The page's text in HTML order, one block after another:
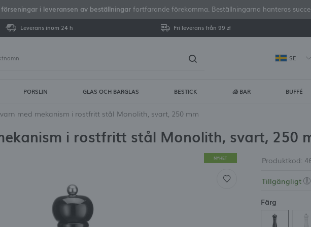
i leveransen av beställningarfortfarande förekomma. Beställningarna hanteras
Leverans inom 24 h Fri leverans från 99 zł
SE
Logga in
DU FÅR FLERA EXTRA
visa köphistorik
ingen anledning att
PORSLIN GLAS OCH BARGLAS BESTICK 🧊 BAR BUFFÉ
med mekanism i rostfritt stål Monolith, svart, 250 mm
i rostfritt stål Monolith, svart, 250
NYHET Produktkod:
Tillgängligt
Färg